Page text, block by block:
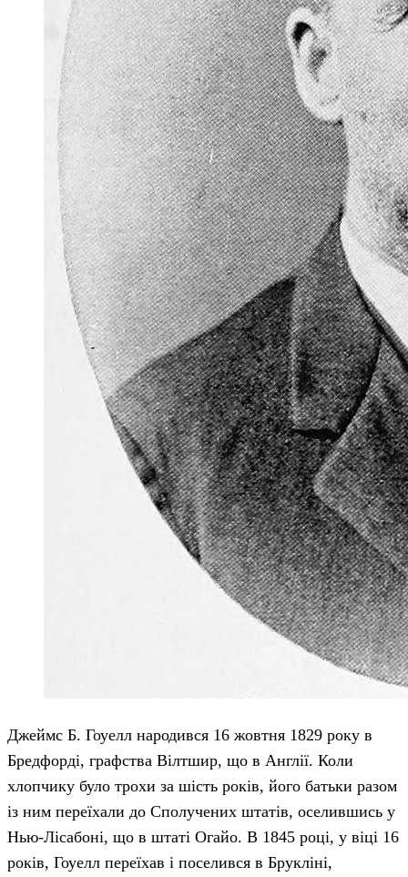
Джеймс Б. Гоуелл народився 16 жовтня 1829 року в
Бредфорді, графства Вілтшир, що в Англії. Коли
хлопчику було трохи за шість років, його батьки разом
із ним переїхали до Сполучених штатів, оселившись у
Нью-Лісабоні, що в штаті Огайо. В 1845 році, у віці 16
років, Гоуелл переїхав і поселився в Брукліні,